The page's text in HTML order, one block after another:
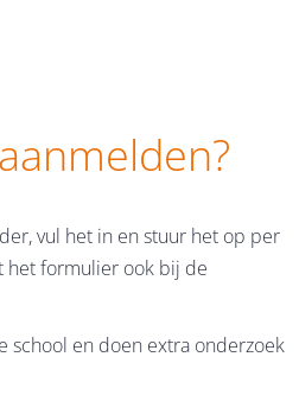
vul het in en stuur het op per
het formulier ook bij de
school en doen extra onderzoek